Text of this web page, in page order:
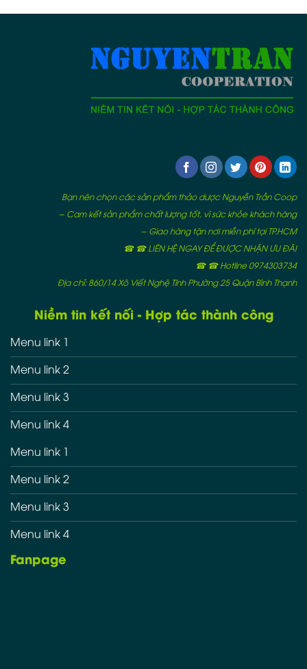
Bạn nên chọn các sản phẩm thảo dược Nguyễn Trần Coop
– Cam kết sản phẩm chất lượng tốt, vì sức khỏe khách hàng
– Giao hàng tận nơi miễn phí tại TP.HCM
☎ ☎ LIÊN HỆ NGAY ĐỂ ĐƯỢC NHẬN ƯU ĐÃI
☎ ☎ Hotline 0974303734
Địa chỉ: 860/14 Xô Viết Nghệ Tĩnh Phường 25 Quận Bình Thạnh
Niềm tin kết nối - Hợp tác thành công
Menu link 1
Menu link 2
Menu link 3
Menu link 4
Menu link 1
Menu link 2
Menu link 3
Menu link 4
Fanpage